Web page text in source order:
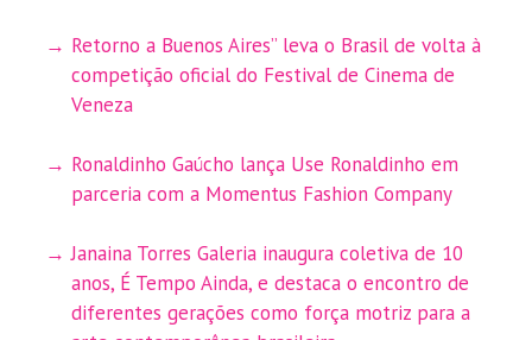
Retorno a Buenos Aires” leva o Brasil de volta à
competição oficial do Festival de Cinema de
Veneza
Ronaldinho Gaúcho lança Use Ronaldinho em
parceria com a Momentus Fashion Company
Janaina Torres Galeria inaugura coletiva de 10
anos, É Tempo Ainda, e destaca o encontro de
diferentes gerações como força motriz para a